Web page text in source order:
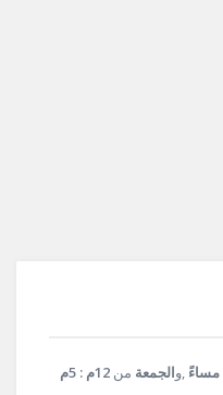
,والجمعة من 12م : 5م